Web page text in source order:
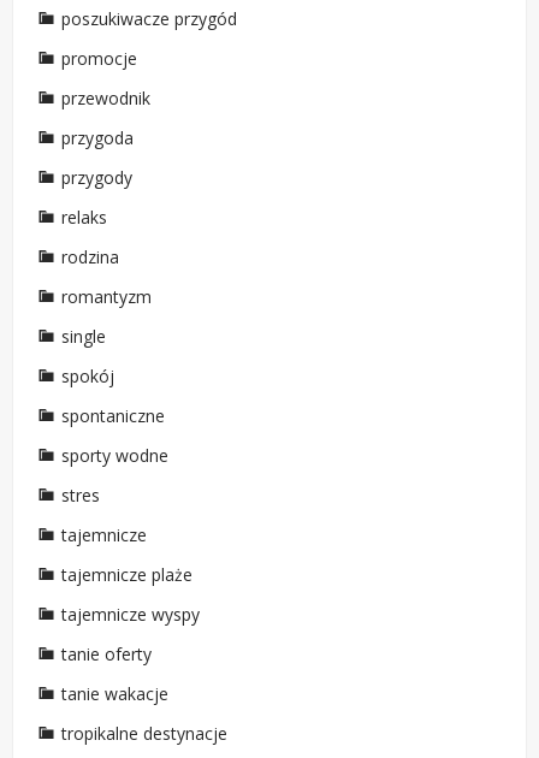
poszukiwacze przygód
promocje
przewodnik
przygoda
przygody
relaks
rodzina
romantyzm
single
spokój
spontaniczne
sporty wodne
stres
tajemnicze
tajemnicze plaże
tajemnicze wyspy
tanie oferty
tanie wakacje
tropikalne destynacje